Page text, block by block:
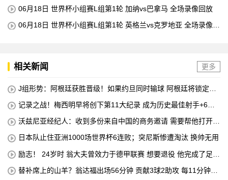
06月18日 世界杯小组赛L组第1轮 加纳vs巴拿马 全场录像回放
06月18日 世界杯小组赛L组第1轮 英格兰vs克罗地亚 全场录像回
相关新闻 更多
J组形势：阿根廷获胜晋级！如果约旦同时输球 阿根廷将锁定榜
记录之战！梅西明早将创下第11大纪录 成为历史最佳射手+6次
沃兹尼亚经纪人：收到多份来自中国的商务邀请 需要帮他打开中
日本队止住亚洲1000场世界杯6连败；突尼斯惨遭淘汰 换帅无用
励志！ 24岁时 翁大夫曾效力于德甲联赛 想要退役 他完成了足球
替补席上的山羊？翁达福出场56分钟 贡献3球2助攻 每11分钟参